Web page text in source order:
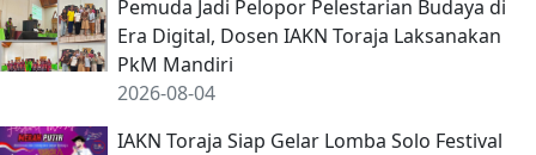
Pemuda Jadi Pelopor Pelestarian Budaya di
Era Digital, Dosen IAKN Toraja Laksanakan
PkM Mandiri
2026-08-04
IAKN Toraja Siap Gelar Lomba Solo Festival